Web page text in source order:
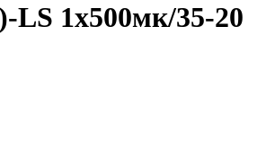
1х500мк/35-20